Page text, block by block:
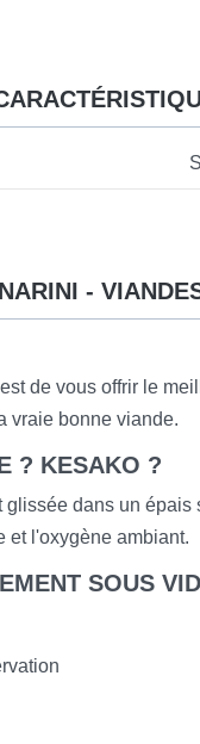
-
de vous offrir le
vraie bonne viande.
? KESAKO ?
dans un
et l'oxygène ambiant.
SOUS